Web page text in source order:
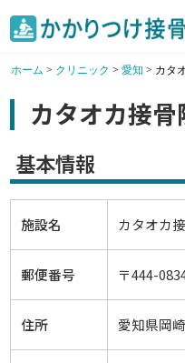
ホーム > クリニック > 愛知 > カタ
カタオカ接骨
基本情報
施設名 カタオカ
郵便番号 〒444-
住所 愛知県岡